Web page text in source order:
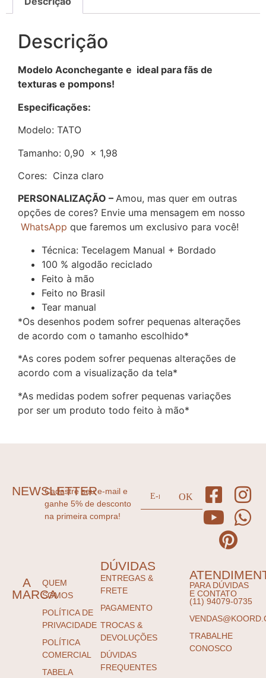
Descrição
Modelo Aconchegante e ideal para fãs de
texturas e pompons!
Especificações:
Modelo: TATO
Tamanho: 0,90 x 1,98
Cores: Cinza claro
PERSONALIZAÇÃO – Amou, mas quer em outras
opções de cores? Envie uma mensagem em nosso
WhatsApp que faremos um exclusivo para você!
Técnica: Tecelagem Manual + Bordado
100 % algodão reciclado
Feito à mão
Feito no Brasil
Tear manual
*Os desenhos podem sofrer pequenas alterações
de acordo com o tamanho escolhido*
*As cores podem sofrer pequenas alterações de
acordo com a visualização da tela*
*As medidas podem sofrer pequenas variações
por ser um produto todo feito à mão*
NEWSLETTER
Cadastre seu e-mail e
ganhe 5% de desconto
na primeira compra!
A
MARCA
QUEM
SOMOS
POLÍTICA DE
PRIVACIDADE
POLÍTICA
COMERCIAL
TABELA
DÚVIDAS
ENTREGAS &
FRETE
PAGAMENTO
TROCAS &
DEVOLUÇÕES
DÚVIDAS
FREQUENTES
PARA DÚVIDAS
E CONTATO
(11) 94079-0735
TRABALHE
CONOSCO